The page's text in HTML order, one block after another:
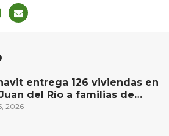
entrega 126 viviendas en
del Río a familias de
ingresos
2026